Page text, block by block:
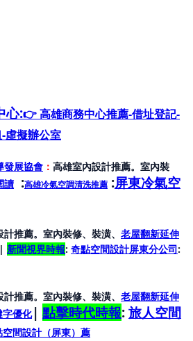
心:👉 高雄商務中心推薦-借址登記-
虛擬辦公室
發展協會 ： 高雄室內設計推薦。室內裝
讀 :高雄冷氣空調清洗推薦 :屏東冷氣空
推薦。室內裝修、裝潢、 老屋翻新延伸
新聞視界時報: 奇點空間設計屏東分公司:
推薦。室內裝修、裝潢、 老屋翻新延伸
優化| 點擊時代時報: 旅人空間
間設計（屏東） 薦